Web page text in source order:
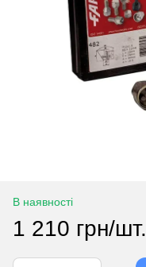
В наявності
1 210 грн/шт.